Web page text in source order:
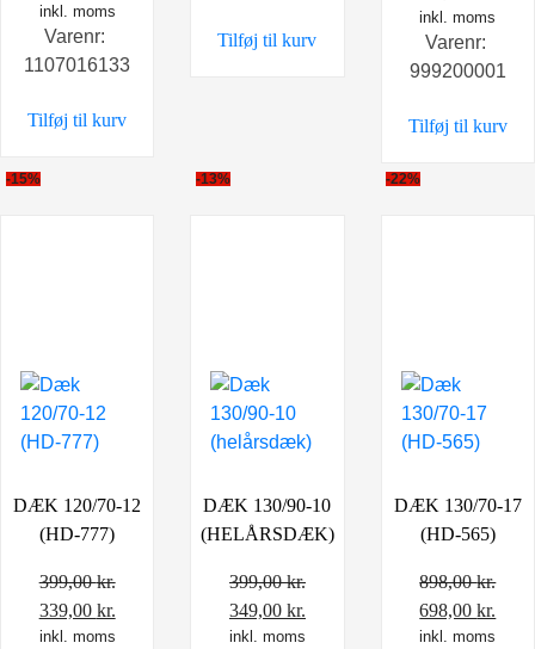
oprindelige
pris
var:
aktuelle
er:
inkl. moms
Varenr:
1107016133
Tilføj til kurv
Tilføj til kurv
inkl. moms
Varenr:
999200001
Tilføj til kurv
-15%
DÆK 120/70-12
(HD-777)
399,00kr.
Den
oprindelige
339,00 kr.
aktuelle
inkl. moms
-13%
DÆK 130/90-10
(HELÅRSDÆK)
399,00kr.
Den
oprindelige
349,00 kr.
aktuelle
inkl. moms
-22%
DÆK 130/70-17
(HD-565)
898,00kr.
Den
oprindelige
698,00kr.
inkl. moms